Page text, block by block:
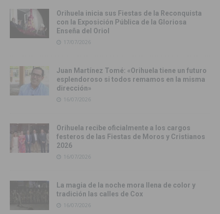
Orihuela inicia sus Fiestas de la Reconquista
con la Exposición Pública de la Gloriosa
Enseña del Oriol
17/07/2026
Juan Martínez Tomé: «Orihuela tiene un futuro
esplendoroso si todos remamos en la misma
dirección»
16/07/2026
Orihuela recibe oficialmente a los cargos
festeros de las Fiestas de Moros y Cristianos
2026
16/07/2026
La magia de la noche mora llena de color y
tradición las calles de Cox
16/07/2026